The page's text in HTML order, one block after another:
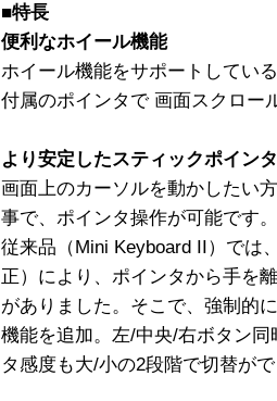
■特長
便利なホイール機能
ホイール機能をサポートしてい
付属のポインタで 画面スクロー
より安定したスティックポイン
画面上のカーソルを動かしたい
事で、ポインタ操作が可能です。
従来品（Mini Keyboard II）では
正）により、ポインタから手を
がありました。そこで、強制的
機能を追加。左/中央/右ボタン
タ感度も大/小の2段階で切替が